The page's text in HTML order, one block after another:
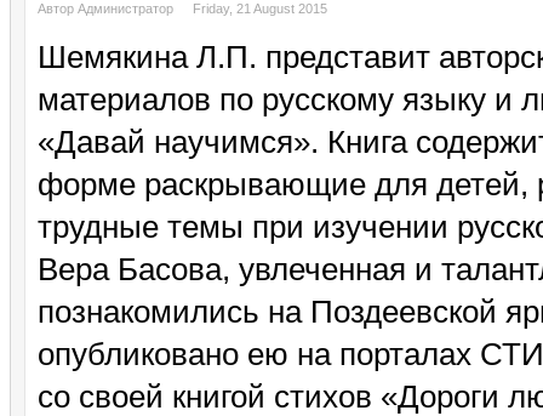
Автор Администратор Friday, 21 August 2015
Шемякина Л.П. представит
материалов по русскому языку и
«Давай научимся». Книга
форме раскрывающие для детей,
трудные темы при изучении
Вера Басова, увлеченная и
познакомились на Поздеевской
опубликовано ею на порталах
со своей книгой стихов «Дороги